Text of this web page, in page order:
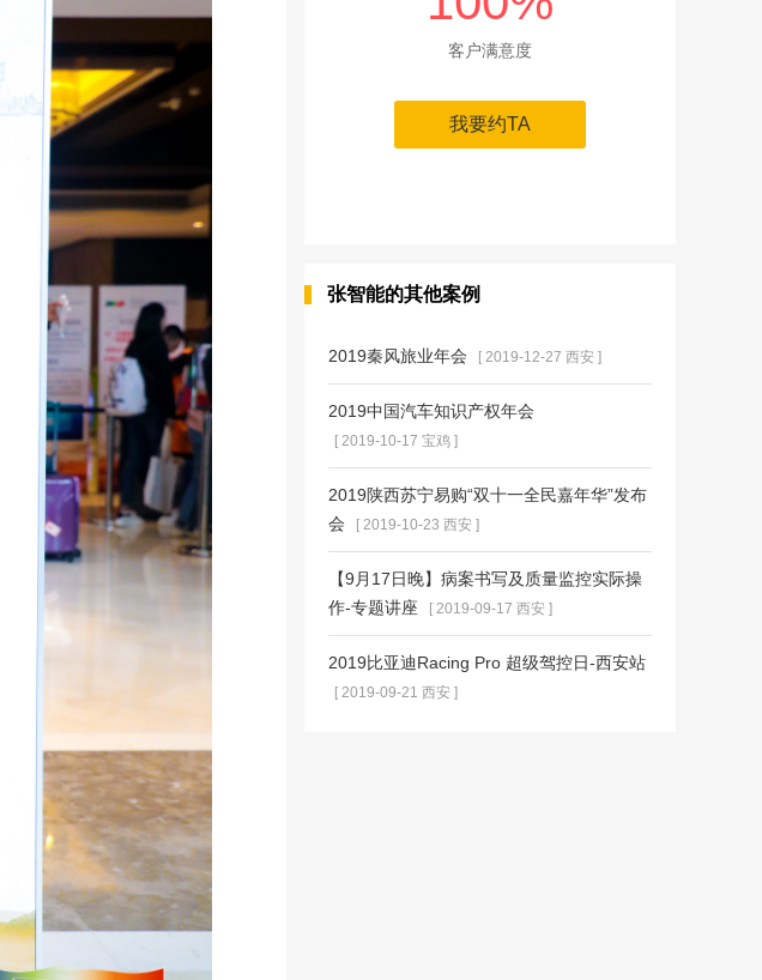
客户满意度
我要约TA
张智能的其他案例
2019秦风旅业年会 [ 2019-12-27 西安 ]
2019中国汽车知识产权年会
[ 2019-10-17 宝鸡 ]
2019陕西苏宁易购“双十一全民嘉年华”发布
会
[ 2019-10-23 西安 ]
【9月17日晚】病案书写及质量监控实际操
作-专题讲座
[ 2019-09-17 西安 ]
2019比亚迪Racing Pro 超级驾控日-西安站
[ 2019-09-21 西安 ]